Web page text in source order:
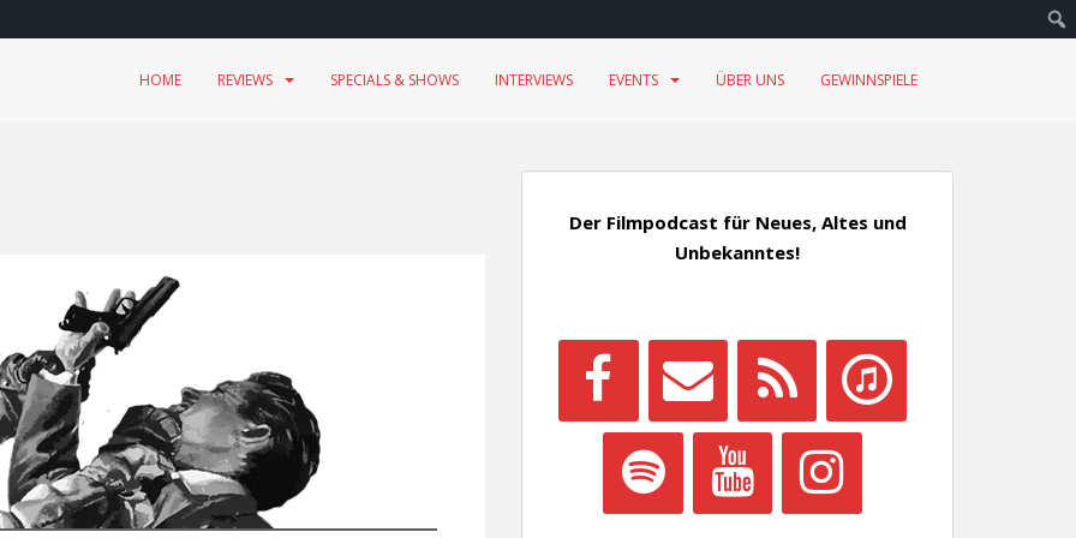
HOME REVIEWS SPECIALS & SHOWS INTERVIEWS EVENTS ÜBER UNS GEWINNSPIELE
Der Filmpodcast für Neues, Altes und
Unbekanntes!